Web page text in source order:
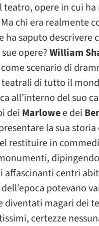
opere in cui
chi era realmente
ha saputo descrivere
opere?William
come scenario di
di tutto il
all’interno del suo
dei Marlowee dei
la sua
restituire in
affascinanti centri
potevano
diventati magari dei
certezze